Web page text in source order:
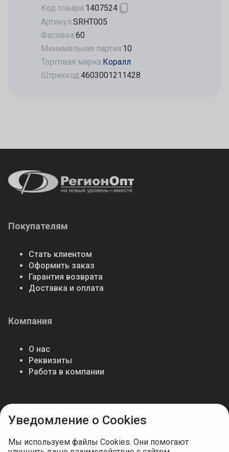
Код товара:1407524
Артикул:SRHT005
Фасовка:60
Минимальная партия:10
Торговая марка:Коралл
Штрихкод:4603001211428
Покупателям
Стать клиентом
Оформить заказ
Гарантия возврата
Доставка и оплата
Компания
О нас
Реквизиты
Работа в компании
Мы в соцсетях
Уведомление о Cookies
Мы используем файлы Cookies. Они помогают